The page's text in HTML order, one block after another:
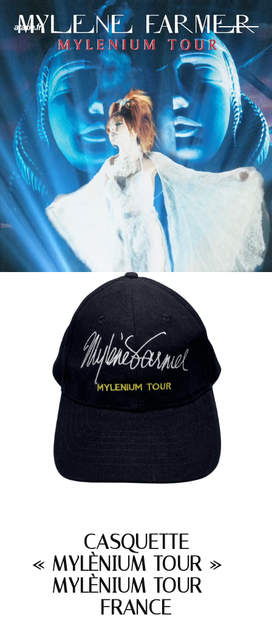
← Retour
Ajouter à ma collection Ajouter à ma wishlist
Comparer cet objet Voir ma collection
CASQUETTE
« MYLÈNIUM TOUR » –
MYLÈNIUM TOUR –
FRANCE